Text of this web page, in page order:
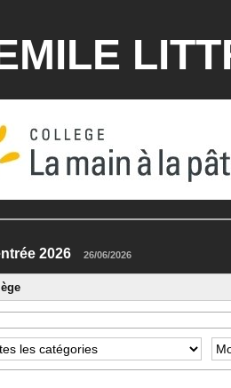
rentrée 2026 26/06/2026